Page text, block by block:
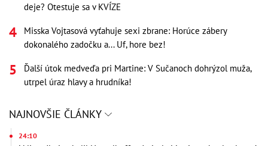
deje? Otestuje sa v KVÍZE
Misska Vojtasová vyťahuje sexi zbrane: Horúce zábery
dokonalého zadočku a... Uf, hore bez!
Ďalší útok medveďa pri Martine: V Sučanoch dohrýzol muža,
utrpel úraz hlavy a hrudníka!
NAJNOVŠIE ČLÁNKY
24:10